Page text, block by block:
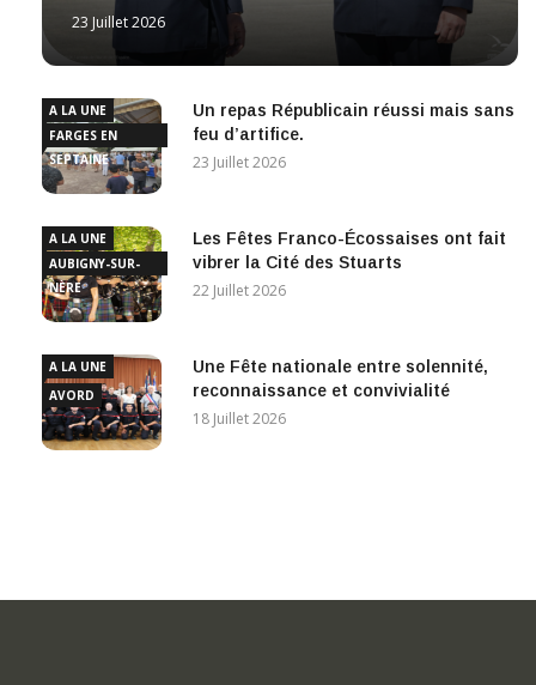
23 Juillet 2026
A LA UNE
FARGES EN
SEPTAINE
Un repas Républicain réussi mais sans
feu d’artifice.
23 Juillet 2026
A LA UNE
AUBIGNY-SUR-
NÈRE
Les Fêtes Franco-Écossaises ont fait
vibrer la Cité des Stuarts
22 Juillet 2026
A LA UNE
AVORD
Une Fête nationale entre solennité,
reconnaissance et convivialité
18 Juillet 2026